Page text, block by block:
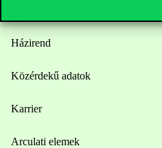
Házirend
Közérdekű adatok
Karrier
Arculati elemek